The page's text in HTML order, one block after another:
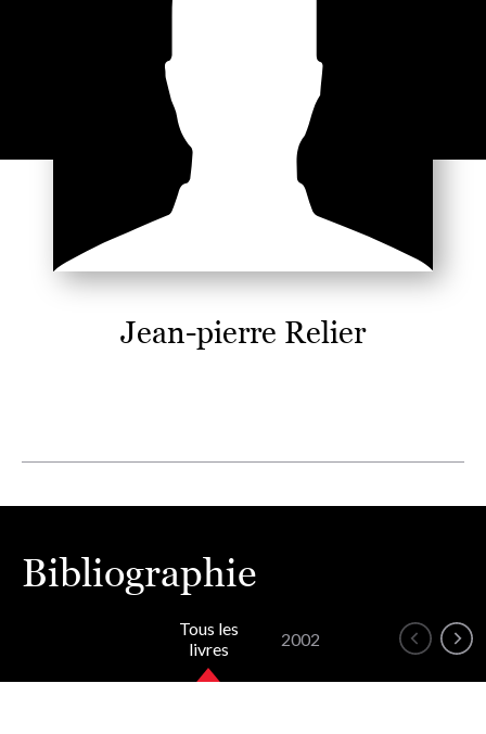
Jean-pierre Relier
Bibliographie
Tous les
livres
2002